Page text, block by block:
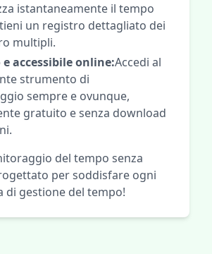
istantaneamente il tempo
un registro dettagliato dei
multipli.
accessibile online:Accedi al
strumento di
sempre e ovunque,
gratuito e senza download
del tempo senza
per soddisfare ogni
di gestione del tempo!